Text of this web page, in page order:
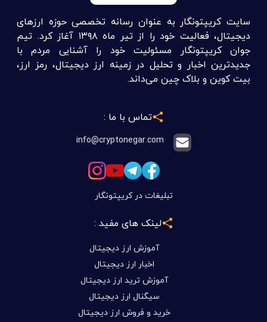
سایت کریپتونگار به عنوان رسانه تخصصی حوزه ارزهای
دیجیتال، فعالیت خود را از تیر ماه ۱۳۹۸ آغاز کرد. تیم
جوان کریپتونگار مسئولیت خود را آشنایی مردم با
جدیدترین اخبار و تحلیل در زمینه ارز دیجیتال، رمز ارز،
بیت کوین و بلاک چین می‌داند.
تماس با ما :
info@cryptonegar.com
تبلیغات در کریپتونگار
لینک های مفید :
آموزش ارز دیجیتال
اخبار ارز دیجیتال
آموزش ترید ارز دیجیتال
سیگنال ارز دیجیتال
خرید و فروش ارز دیجیتال